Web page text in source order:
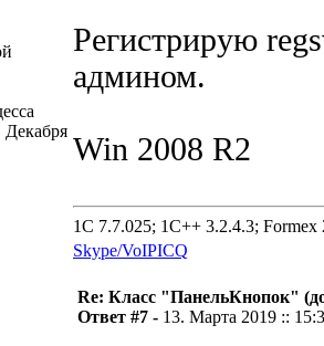
Декабря
Регистрирую
админом.
Win 2008 R2
1C 7.7.025; 1C++ 3.2.4.3; Formex
Skype/VoIPICQ
Re: Класс "ПанельКнопок"
Ответ #7 - 13. Марта 2019 ::